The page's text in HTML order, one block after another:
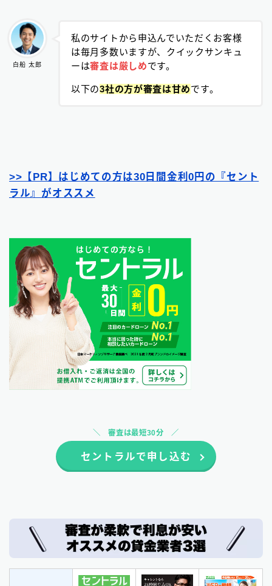
白船 太郎
私のサイトから申込んでいただくお客様
は毎月多数いますが、クイックサンキュ
ーは審査は厳しめです。
以下の3社の方が審査は甘めです。
>>【PR】はじめての方は30日間金利0円の『セント
ラル』がオススメ
審査は最短30分
セントラルで申し込む